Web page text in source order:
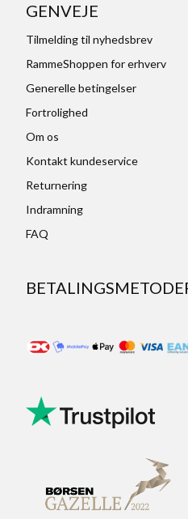
GENVEJE
Tilmelding til nyhedsbrev
RammeShoppen for erhverv
Generelle betingelser
Fortrolighed
Om os
Kontakt kundeservice
Returnering
Indramning
FAQ